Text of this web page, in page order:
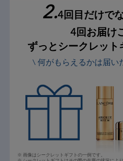
2.4回目だけで
4回お届け
ずっとシークレット
\ 何がもらえるかは届い
※ 画像はシークレットギフトの一例です。